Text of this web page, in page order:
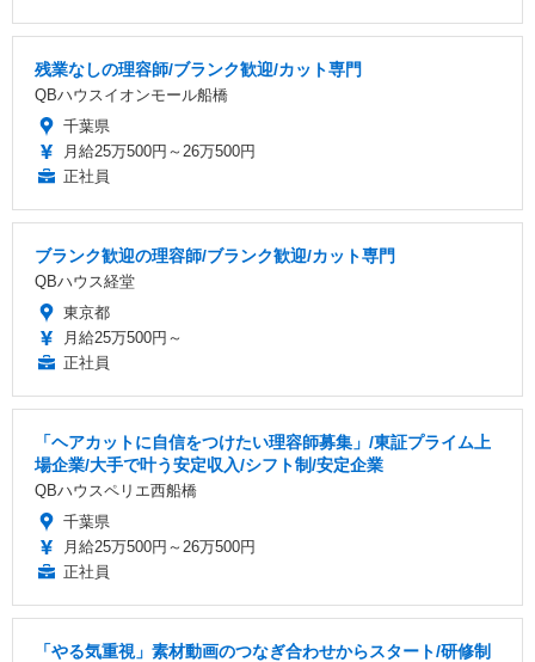
残業なしの理容師/ブランク歓迎/カット専門
QBハウスイオンモール船橋
千葉県
月給25万500円～26万500円
正社員
ブランク歓迎の理容師/ブランク歓迎/カット専門
QBハウス経堂
東京都
月給25万500円～
正社員
「ヘアカットに自信をつけたい理容師募集」/東証プライム上
場企業/大手で叶う安定収入/シフト制/安定企業
QBハウスペリエ西船橋
千葉県
月給25万500円～26万500円
正社員
「やる気重視」素材動画のつなぎ合わせからスタート/研修制